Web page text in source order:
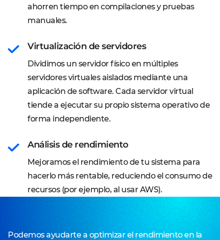
ahorren tiempo en compilaciones y pruebas
manuales.
Virtualización de servidores
Dividimos un servidor físico en múltiples
servidores virtuales aislados mediante una
aplicación de software. Cada servidor virtual
tiende a ejecutar su propio sistema operativo de
forma independiente.
Análisis de rendimiento
Mejoramos el rendimiento de tu sistema para
hacerlo más rentable, reduciendo el consumo de
recursos (por ejemplo, al usar AWS).
Podemos ayudarte a optimizar el rendimiento en la